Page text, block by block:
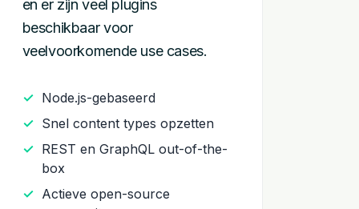
en er zijn veel plugins
beschikbaar voor
veelvoorkomende use cases.
Node.js-gebaseerd
Snel content types opzetten
REST en GraphQL out-of-the-
box
Actieve open-source